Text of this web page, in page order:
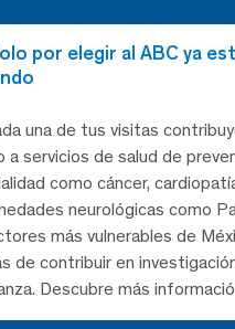
por elegir al ABC ya
una de tus visitas
a servicios de salud de
como cáncer,
neurológicas como
más vulnerables de
de contribuir en
Descubre más